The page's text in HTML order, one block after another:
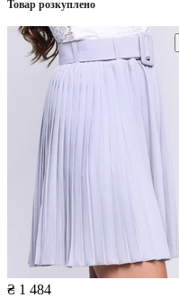
Товар розкуплено
₴ 1 484